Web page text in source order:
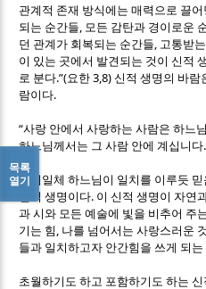
관계적 존재 방식에는 매력으로 끌
되는 순간들, 모든 감탄과 경이로운
던 관계가 회복되는 순간들, 고통받
이 있는 곳에서 발견되는 것이 신적
로 분다.”(요한3,8)신적 생명의 바람
람이다.
“사랑 안에서 사랑하는 사람은 하느
하느님께서는 그 사람 안에 계십니다
삼위일체 하느님이 일치를 이루듯
신적 생명이다. 이 신적 생명이 자연
과 시와 모든 예술에 빛을 비추어 주
기는 힘 , 나를 넘어서는 사랑스러운
들과 일치하고자 안간힘을 쓰게 되
초월하기도 하고 포함하기도 하는
목록
열기